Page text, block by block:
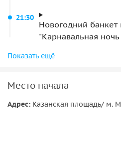
21:30
Новогодний
"Карнавальная
Показать ещё
Место начала
Адрес: Казанская площадь/ м.